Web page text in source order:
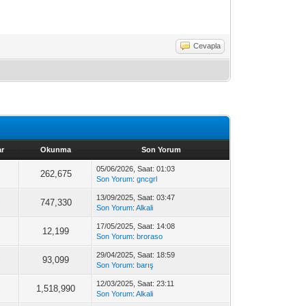
Cevapla
Okunma Son Yorum
262,675
05/06/2026, Saat: 01:03
Son Yorum:gncgrl
747,330
13/09/2025, Saat: 03:47
Son Yorum:Alkali
12,199
17/05/2025, Saat: 14:08
Son Yorum:broraso
93,099
29/04/2025, Saat: 18:59
Son Yorum:barış
1,518,990
12/03/2025, Saat: 23:11
Son Yorum:Alkali